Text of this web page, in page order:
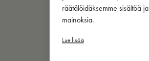
räätälöidäksemme sisältöä ja
mainoksia.
Lue lisää